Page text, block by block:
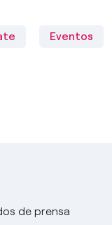
Eventos
de prensa